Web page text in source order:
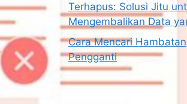
Terhapus: Solusi Jitu
Mengembalikan Data
Cara Mencari Hambatan
Pengganti